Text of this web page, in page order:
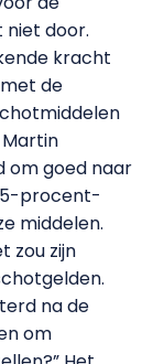
niet door.
kracht
de
Martin
om goed naar
5-procent-
middelen.
zou zijn
na de
om